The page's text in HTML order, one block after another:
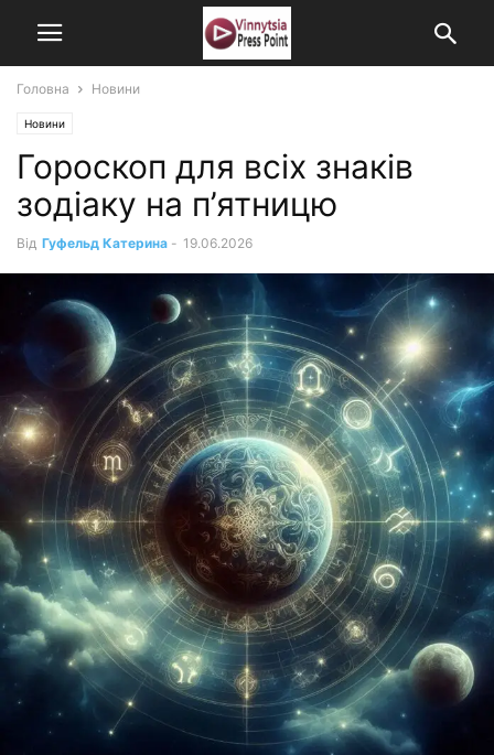
Головна Новини
Новини
Гороскоп для всіх знаків
зодіаку на п’ятницю
Від Гуфельд Катерина - 19.06.2026